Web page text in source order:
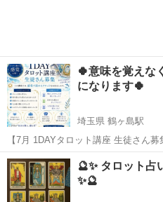
🍀意味を覚えな
になります🍀
埼玉県 鶴ヶ島駅
【7月 1DAYタロット講座 生徒さん募集】🌙✨ ありがた
評をいただいている 少人数制の1DAYタロッ
意味を覚える」だけではなく “感じ
く時間 タロ...
埼玉 川越市 鶴ヶ島駅 タ
🔮✨ タロット占
✨🔮